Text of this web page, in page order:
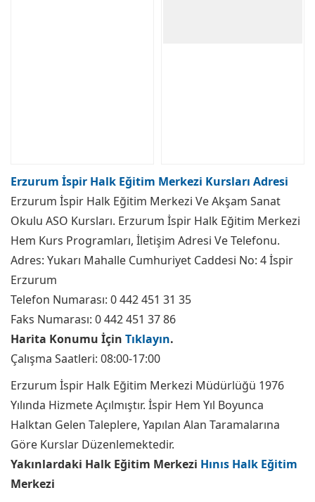
Erzurum İspir Halk Eğitim Merkezi Kursları Adresi
Erzurum İspir Halk Eğitim Merkezi Ve Akşam Sanat
Okulu ASO Kursları. Erzurum İspir Halk Eğitim Merkezi
Hem Kurs Programları, İletişim Adresi Ve Telefonu.
Adres: Yukarı Mahalle Cumhuriyet Caddesi No: 4 İspir
Erzurum
Telefon Numarası: 0 442 451 31 35
Faks Numarası: 0 442 451 37 86
Harita Konumu İçin Tıklayın.
Çalışma Saatleri: 08:00-17:00
Erzurum İspir Halk Eğitim Merkezi Müdürlüğü 1976
Yılında Hizmete Açılmıştır. İspir Hem Yıl Boyunca
Halktan Gelen Taleplere, Yapılan Alan Taramalarına
Göre Kurslar Düzenlemektedir.
Yakınlardaki Halk Eğitim Merkezi Hınıs Halk Eğitim
Merkezi